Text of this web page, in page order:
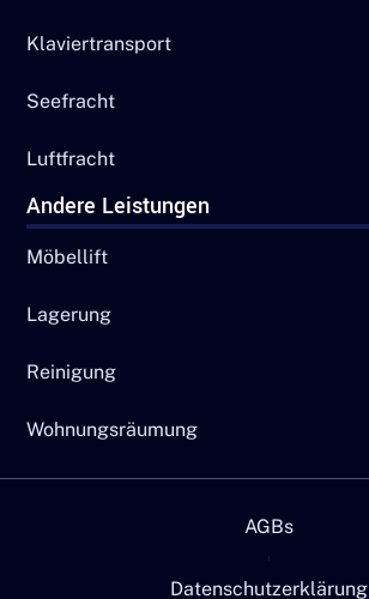
Klaviertransport
Seefracht
Luftfracht
Andere Leistungen
Möbellift
Lagerung
Reinigung
Wohnungsräumung
AGBs
Datenschutzerklärung